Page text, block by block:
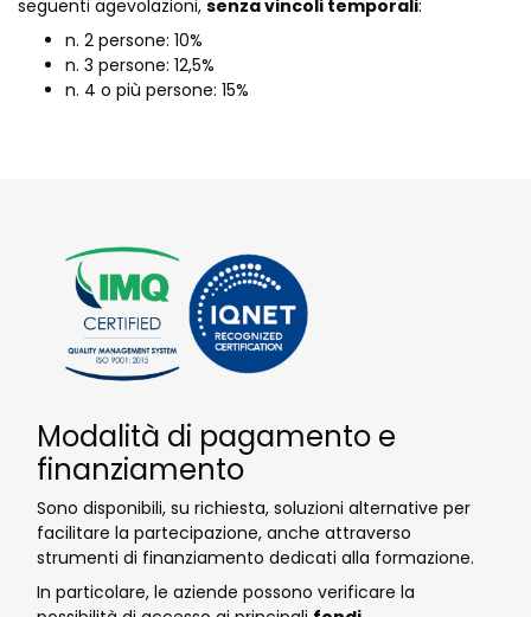
seguenti agevolazioni, senza vincoli temporali:
n. 2 persone: 10%
n. 3 persone: 12,5%
n. 4 o più persone: 15%
Modalità di pagamento e
finanziamento
Sono disponibili, su richiesta, soluzioni alternative per
facilitare la partecipazione, anche attraverso
strumenti di finanziamento dedicati alla formazione.
In particolare, le aziende possono verificare la